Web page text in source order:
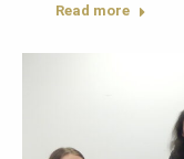
Read more